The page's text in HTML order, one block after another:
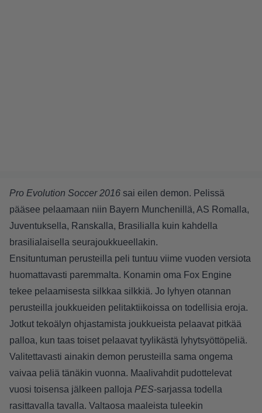
Pro Evolution Soccer 2016 sai eilen demon. Pelissä
pääsee pelaamaan niin Bayern Munchenillä, AS Romalla,
Juventuksella, Ranskalla, Brasilialla kuin kahdella
brasilialaisella seurajoukkueellakin.
Ensituntuman perusteilla peli tuntuu viime vuoden versiota
huomattavasti paremmalta. Konamin oma Fox Engine
tekee pelaamisesta silkkaa silkkiä. Jo lyhyen otannan
perusteilla joukkueiden pelitaktiikoissa on todellisia eroja.
Jotkut tekoälyn ohjastamista joukkueista pelaavat pitkää
palloa, kun taas toiset pelaavat tyylikästä lyhytsyöttöpeliä.
Valitettavasti ainakin demon perusteilla sama ongema
vaivaa peliä tänäkin vuonna. Maalivahdit pudottelevat
vuosi toisensa jälkeen palloja PES-sarjassa todella
rasittavalla tavalla. Valtaosa maaleista tuleekin